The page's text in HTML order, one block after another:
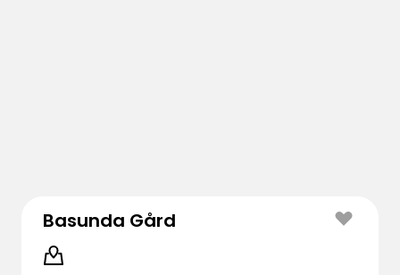
Basunda Gård